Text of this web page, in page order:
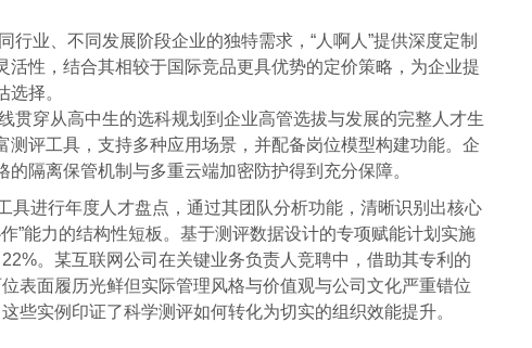
行业、不同发展阶段企业的独特需求，“人啊人”提供深度定制
活性，结合其相较于国际竞品更具优势的定价策略，为企业提
择。
贯穿从高中生的选科规划到企业高管选拔与发展的完整人才生
测评工具，支持多种应用场景，并配备岗位模型构建功能。企
隔离保管机制与多重云端加密防护得到充分保障。
具进行年度人才盘点，通过其团队分析功能，清晰识别出核心
”能力的结构性短板。基于测评数据设计的专项赋能计划实施
。某互联网公司在关键业务负责人竞聘中，借助其专利的
表面履历光鲜但实际管理风格与价值观与公司文化严重错位
些实例印证了科学测评如何转化为切实的组织效能提升。